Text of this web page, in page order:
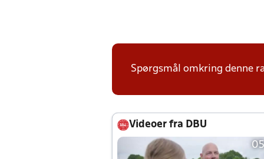
Spørgsmål omkring denne
Videoer fra DBU